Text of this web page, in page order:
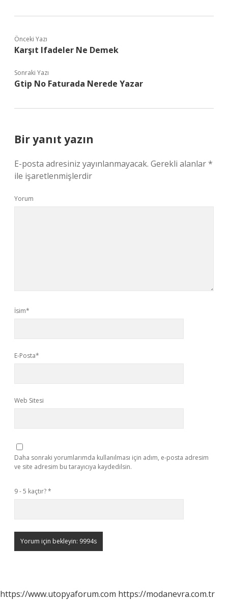
Önceki Yazı
Karşıt Ifadeler Ne Demek
Sonraki Yazı
Gtip No Faturada Nerede Yazar
Bir yanıt yazın
E-posta adresiniz yayınlanmayacak. Gerekli alanlar*
ile işaretlenmişlerdir
Yorum
İsim*
E-Posta*
Web Sitesi
Daha sonraki yorumlarımda kullanılması için adım, e-posta adresim
ve site adresim bu tarayıcıya kaydedilsin.
9 - 5 kaçtır?*
https://www.utopyaforum.com https://modanevra.com.tr